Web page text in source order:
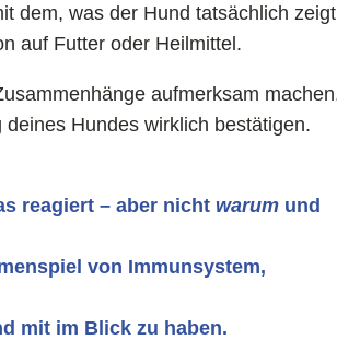
dem, was der Hund tatsächlich
auf Futter oder Heilmittel.
aufmerksam
Hundes wirklich bestätigen.
reagiert – aber nicht warum und
von Immunsystem,
mit im Blick zu haben.